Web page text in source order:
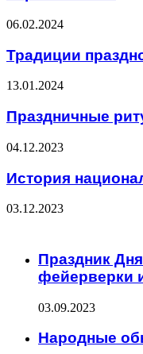
06.02.2024
Традиции
13.01.2024
Праздничные
04.12.2023
История
03.12.2023
Праздник
фейерверки
03.09.2023
Народные